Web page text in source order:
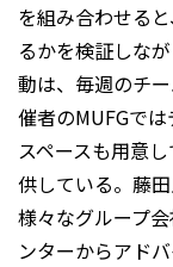
を組み合わせる
るかを検証しな
動は、毎週のチ
催者のMUFGで
スペースも用意
供している。藤
様々なグループ
ンターからアド